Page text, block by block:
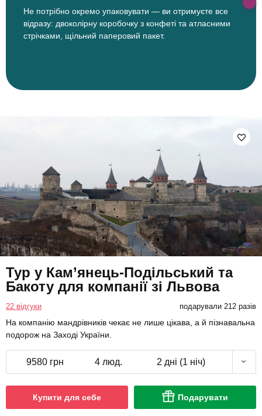
Не потрібно окремо упаковувати — ви отримуєте все
відразу: двоколірну коробочку з конфеті та атласними
стрічками, щільний паперовий пакет.
Тур у Кам’янець-Подільський та
Бакоту для компанії зі Львова
22 відгуки подарували 212 разів
На компанію мандрівників чекає не лише цікава, а й пізнавальна
подорож на Заході України.
9580 грн 4 люд. 2 дні (1 ніч)
Купити для себе Подарувати